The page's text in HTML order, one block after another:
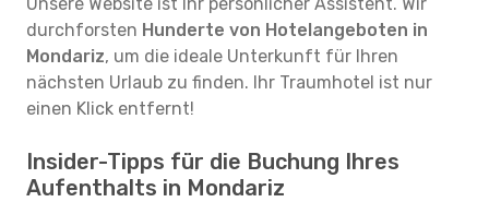
durchforsten Hunderte von Hotelangeboten in
Mondariz, um die ideale Unterkunft für Ihren
nächsten Urlaub zu finden. Ihr Traumhotel ist nur
einen Klick entfernt!
Insider-Tipps für die Buchung Ihres
Aufenthalts in Mondariz